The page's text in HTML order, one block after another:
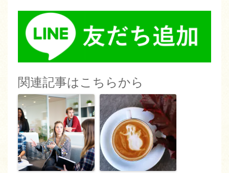
関連記事はこちらから